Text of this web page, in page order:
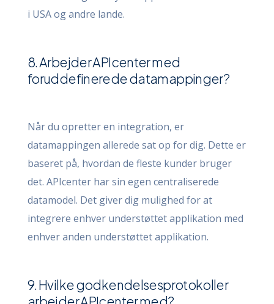
i USA og andre lande.
8. Arbejder APIcenter med
foruddefinerede datamappinger?
Når du opretter en integration, er
datamappingen allerede sat op for dig. Dette er
baseret på, hvordan de fleste kunder bruger
det. APIcenter har sin egen centraliserede
datamodel. Det giver dig mulighed for at
integrere enhver understøttet applikation med
enhver anden understøttet applikation.
9. Hvilke godkendelsesprotokoller